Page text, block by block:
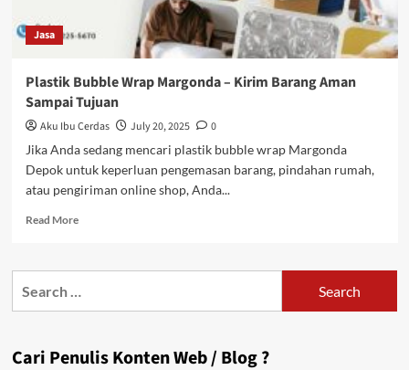
Jasa
Plastik Bubble Wrap Margonda – Kirim Barang Aman
Sampai Tujuan
Aku Ibu Cerdas July 20, 2025
0
Jika Anda sedang mencari plastik bubble wrap Margonda
Depok untuk keperluan pengemasan barang, pindahan rumah,
atau pengiriman online shop, Anda...
Read MoreRead
Plastik
Kirim
Cari Penulis Konten Web / Blog ?